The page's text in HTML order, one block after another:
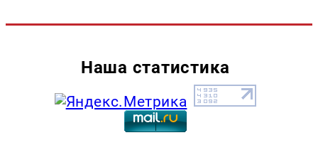
Наша статистика